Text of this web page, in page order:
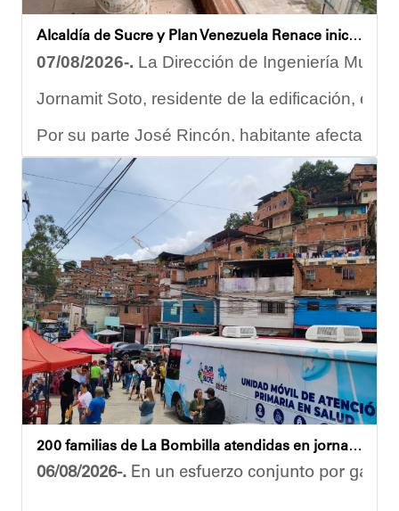
Alcaldía de Sucre y Plan Venezuela Renace iniciaron demolición de fachadas en Residencias Los Dos Caminos
07/08/2026-. La Dirección de Ingeniería
Jornamit Soto, residente de la edificación,
Por su parte José Rincón, habitante afectado
“El proceso comenzó con una primera
Ante la emergencia, los vecinos del referido
Las cuadrillas de trabajo permanecen
Yois Coellar
200 familias de La Bombilla atendidas en jornada integral
06/08/2026-. En un esfuerzo conjunto por